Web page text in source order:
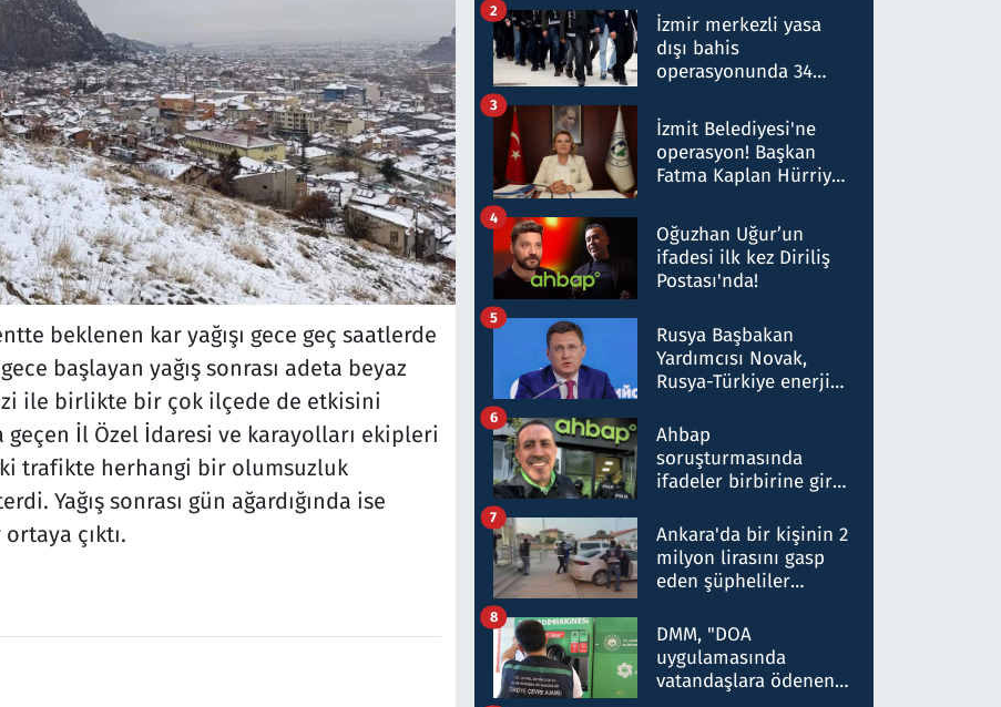
beklenen kar yağışı gece geç saatlerde
başlayan yağış sonrası adeta beyaz
ile birlikte bir çok ilçede de etkisini
geçen İl Özel İdaresi ve karayolları ekipleri
trafikte herhangi bir olumsuzluk
Yağış sonrası gün ağardığında ise
çıktı.
hakkında gözaltı kararı
İzmir merkezli yasa
dışı bahis
operasyonunda 34
Milyar liralık para
trafiği tespit edildi
2
İzmit Belediyesi'ne
operasyon! Başkan
Fatma Kaplan Hürriyet
3
Oğuzhan Uğur’un
ifadesi ilk kez Diriliş
Postası'nda!
4
Rusya Başbakan
Yardımcısı Novak,
Rusya-Türkiye enerji
nitelikte olduğunu
belirtti
5
Ahbap
soruşturmasında
ifadeler birbirine girdi:
ifadelerinden ortaya
çıkan tablo şok etti
6
Ankara'da bir kişinin 2
milyon lirasını gasp
eden şüpheliler
7
DMM, "DOA
uygulamasında
vatandaşlara ödenen
8